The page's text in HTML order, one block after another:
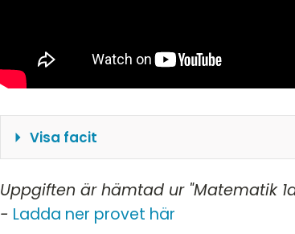
Visa facit
Uppgiften är hämtad ur "Matematik
- Ladda ner provet här